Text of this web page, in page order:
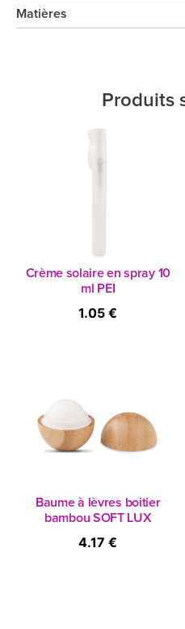
Matières
Produits
Crème solaire en spray 10
ml PEI
1.05 €
Baume à lèvres boitier
bambou SOFT LUX
4.17 €